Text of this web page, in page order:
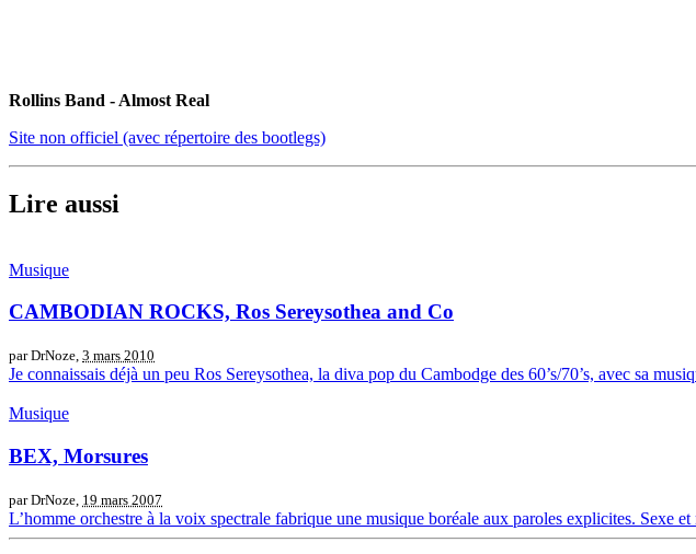
Rollins Band - Almost Real
Site non officiel (avec répertoire des bootlegs)
Lire aussi
Musique
CAMBODIAN ROCKS, Ros Sereysothea and Co
par DrNoze, 3 mars 2010
Je connaissais déjà un peu Ros Sereysothea, la diva pop du Cambodge des 60’s/70’s, avec sa
Musique
BEX, Morsures
par DrNoze, 19 mars 2007
L’homme orchestre à la voix spectrale fabrique une musique boréale aux paroles explicites. Sexe